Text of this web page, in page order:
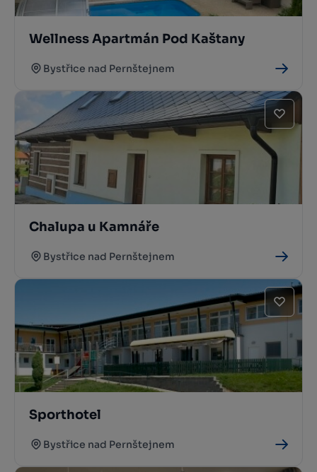
Wellness Apartmán Pod Kaštany
Bystřice nad Pernštejnem
Chalupa u Kamnáře
Bystřice nad Pernštejnem
Sporthotel
Bystřice nad Pernštejnem